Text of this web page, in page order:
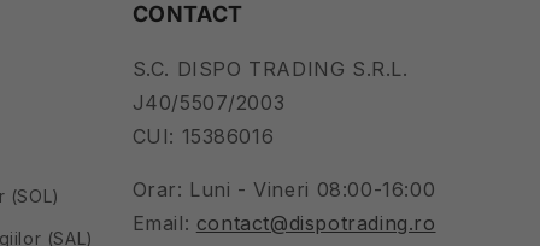
(SOL)
(SAL)
CONTACT
S.C. DISPO TRADING S.R.L.
J40/5507/2003
CUI: 15386016
Orar: Luni - Vineri 08:00-16:00
Email: contact@dispotrading.ro